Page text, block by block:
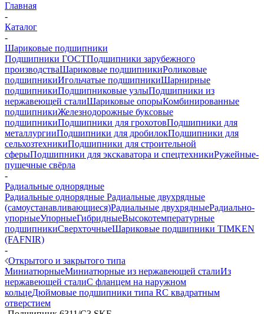
Главная
-
Каталог
-
Шариковые подшипники
Подшипники ГОСТПодшипники зарубежного
производстваШариковые подшипникиРоликовые
подшипникиИгольчатые подшипникиШарнирные
подшипникиПодшипниковые узлыПодшипники из
нержавеющей сталиШариковые опорыКомбинированные
подшипникиЖелезнодорожные буксовые
подшипникиПодшипники для грохотовПодшипники для
металлургииПодшипники для дробилокПодшипники для
сельхозтехникиПодшипники для строительной
сферыПодшипники для экскаватора и спецтехникиРужейные-
пушечные свёрла
-
Радиальные однорядные
Радиальные однорядные Радиальные двухрядные
(самоустанавливающиеся)Радиальные двухрядныеРадиально-
упорныеУпорныеГибридныеВысокотемпературные
подшипникиСверхточныеШариковые подшипники TIMKEN
(FAFNIR)
-
Открытого и закрытого типа
МиниатюрныеМиниатюрные из нержавеющей сталиИз
нержавеющей сталиС фланцем на наружном
кольцеДюймовые подшипники типа RС квадратным
отверстием